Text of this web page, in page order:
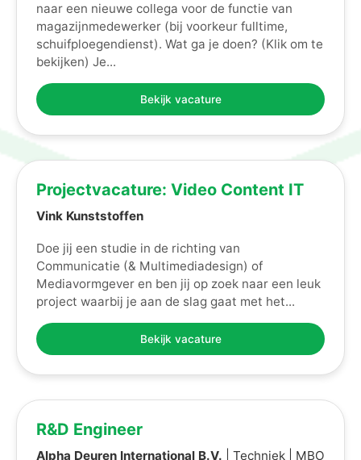
naar een nieuwe collega voor de functie van
magazijnmedewerker (bij voorkeur fulltime,
schuifploegendienst). Wat ga je doen? (Klik om te
bekijken) Je...
Bekijk vacature
Projectvacature: Video Content IT
Vink Kunststoffen
Doe jij een studie in de richting van
Communicatie (& Multimediadesign) of
Mediavormgever en ben jij op zoek naar een leuk
project waarbij je aan de slag gaat met het...
Bekijk vacature
R&D Engineer
Alpha Deuren International B.V. | Techniek | MBO